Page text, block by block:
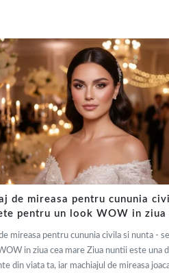
de mireasa pentru cununia
pentru un look WOW in ziua
mireasa pentru cununia civila si nunta -
in ziua cea mare Ziua nuntii este una
din viata ta, iar machiajul de mireasa